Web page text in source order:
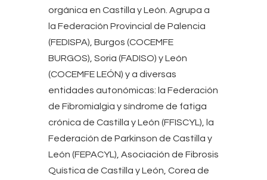
orgánica en Castilla y León. Agrupa a
la Federación Provincial de Palencia
(FEDISPA), Burgos (COCEMFE
BURGOS), Soria (FADISO) y León
(COCEMFE LEÓN) y a diversas
entidades autonómicas: la Federación
de Fibromialgia y síndrome de fatiga
crónica de Castilla y León (FFISCYL), la
Federación de Parkinson de Castilla y
León (FEPACYL), Asociación de Fibrosis
Quística de Castilla y León, Corea de